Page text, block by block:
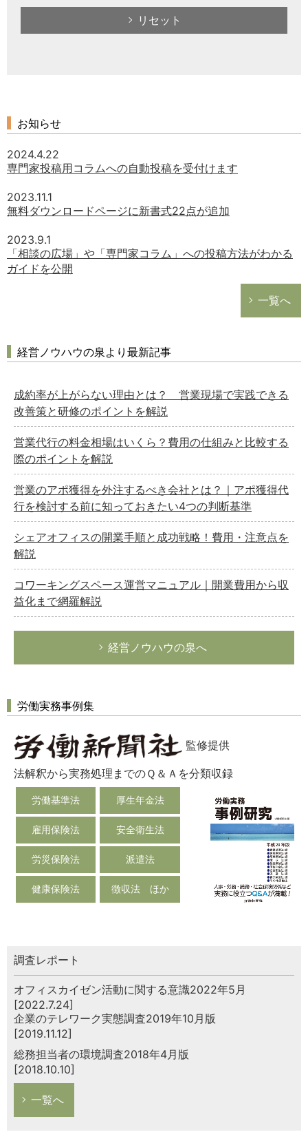
リセット
お知らせ
2024.4.22
専門家投稿用コラムへの自動投稿を受付けます
2023.11.1
無料ダウンロードページに新書式22点が追加
2023.9.1
「相談の広場」や「専門家コラム」への投稿方法がわかる
ガイドを公開
一覧へ
経営ノウハウの泉より最新記事
成約率が上がらない理由とは？ 営業現場で実践できる
改善策と研修のポイントを解説
営業代行の料金相場はいくら？費用の仕組みと比較する
際のポイントを解説
営業のアポ獲得を外注するべき会社とは？｜アポ獲得代
行を検討する前に知っておきたい4つの判断基準
シェアオフィスの開業手順と成功戦略！費用・注意点を
解説
コワーキングスペース運営マニュアル｜開業費用から収
益化まで網羅解説
経営ノウハウの泉へ
労働実務事例集
監修提供
法解釈から実務処理までのＱ＆Ａを分類収録
労働基準法 厚生年金法
雇用保険法 安全衛生法
労災保険法 派遣法
健康保険法 徴収法 ほか
調査レポート
オフィスカイゼン活動に関する意識2022年5月
[2022.7.24]
企業のテレワーク実態調査2019年10月版
[2019.11.12]
総務担当者の環境調査2018年4月版
[2018.10.10]
一覧へ